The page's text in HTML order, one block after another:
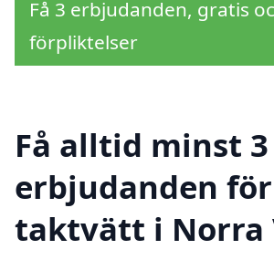
Få 3 erbjudanden, gratis
förpliktelser
Få alltid minst 3
erbjudanden för
taktvätt i Norra